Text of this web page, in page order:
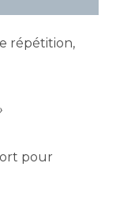
répétition,
pour